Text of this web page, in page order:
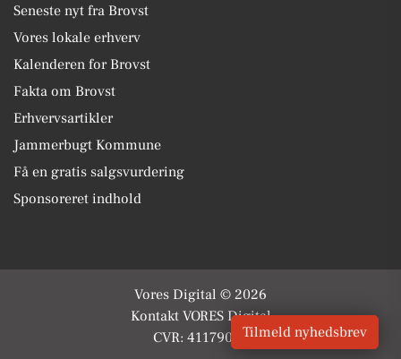
Seneste nyt fra Brovst
Vores lokale erhverv
Kalenderen for Brovst
Fakta om Brovst
Erhvervsartikler
Jammerbugt Kommune
Få en gratis salgsvurdering
Sponsoreret indhold
Vores Digital © 2026
Kontakt VORES Digital
CVR: 41179082Tilmeld nyhedsbrev